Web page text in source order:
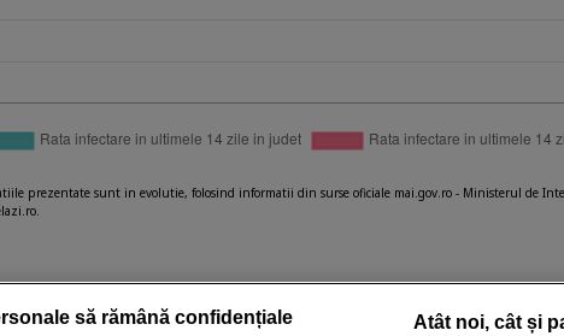
prezentate sunt in evolutie, folosind informatii din surse oficiale mai.gov.ro - Ministerul de
să rămână confidențiale Atât noi, cât și